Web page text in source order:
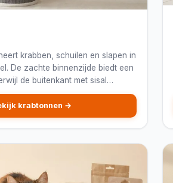
krabben, schuilen en slapen in
De zachte binnenzijde biedt een
de buitenkant met sisal
kleinere ruimtes.
krabtonnen →